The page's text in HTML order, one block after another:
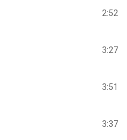
2:52
3:27
3:51
3:37